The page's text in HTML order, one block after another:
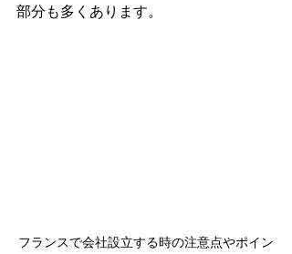
部分も多くあります。
フランスで会社設立する時の注意点やポイン